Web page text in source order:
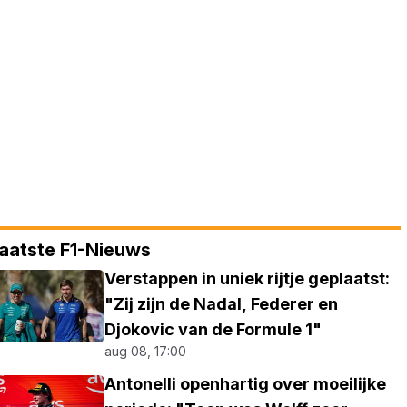
F1-Nieuws
Verstappen in uniek rijtje geplaatst:
"Zij zijn de Nadal, Federer en
Djokovic van de Formule 1"
aug 08, 17:00
Antonelli openhartig over moeilijke